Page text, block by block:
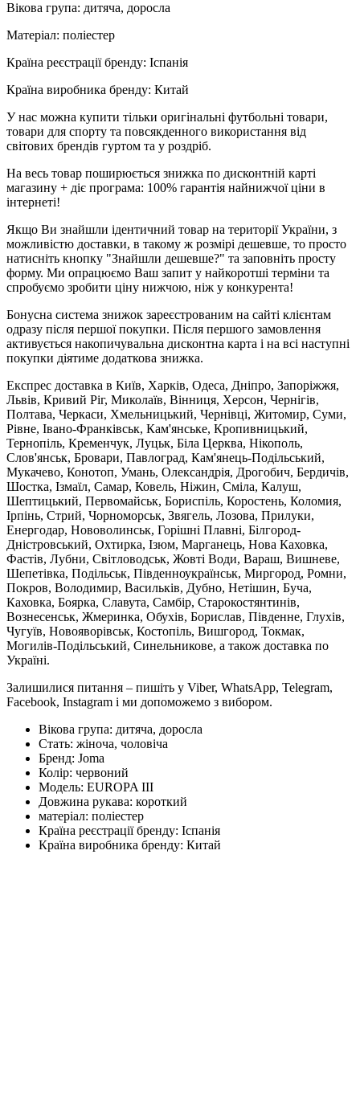
Вікова група: дитяча, доросла
Матеріал: поліестер
Країна реєстрації бренду: Іспанія
Країна виробника бренду: Китай
У нас можна купити тільки оригінальні футбольні товари,
товари для спорту та повсякденного використання від
світових брендів гуртом та у роздріб.
На весь товар поширюється знижка по дисконтній карті
магазину + діє програма: 100% гарантія найнижчої ціни в
інтернеті!
Якщо Ви знайшли ідентичний товар на території України, з
можливістю доставки, в такому ж розмірі дешевше, то просто
натисніть кнопку "Знайшли дешевше?" та заповніть просту
форму. Ми опрацюємо Ваш запит у найкоротші терміни та
спробуємо зробити ціну нижчою, ніж у конкурента!
Бонусна система знижок зареєстрованим на сайті клієнтам
одразу після першої покупки. Після першого замовлення
активується накопичувальна дисконтна карта і на всі наступні
покупки діятиме додаткова знижка.
Експрес доставка в Київ, Харків, Одеса, Дніпро, Запоріжжя,
Львів, Кривий Ріг, Миколаїв, Вінниця, Херсон, Чернігів,
Полтава, Черкаси, Хмельницький, Чернівці, Житомир, Суми,
Рівне, Івано-Франківськ, Кам'янське, Кропивницький,
Тернопіль, Кременчук, Луцьк, Біла Церква, Нікополь,
Слов'янськ, Бровари, Павлоград, Кам'янець-Подільський,
Мукачево, Конотоп, Умань, Олександрія, Дрогобич, Бердичів,
Шостка, Ізмаїл, Самар, Ковель, Ніжин, Сміла, Калуш,
Шептицький, Первомайськ, Бориспіль, Коростень, Коломия,
Ірпінь, Стрий, Чорноморськ, Звягель, Лозова, Прилуки,
Енергодар, Нововолинськ, Горішні Плавні, Білгород-
Дністровський, Охтирка, Ізюм, Марганець, Нова Каховка,
Фастів, Лубни, Світловодськ, Жовті Води, Вараш, Вишневе,
Шепетівка, Подільськ, Південноукраїнськ, Миргород, Ромни,
Покров, Володимир, Васильків, Дубно, Нетішин, Буча,
Каховка, Боярка, Славута, Самбір, Старокостянтинів,
Вознесенськ, Жмеринка, Обухів, Борислав, Південне, Глухів,
Чугуїв, Новояворівськ, Костопіль, Вишгород, Токмак,
Могилів-Подільський, Синельникове, а також доставка по
Україні.
Залишилися питання – пишіть у Viber, WhatsApp, Telegram,
Facebook, Instagram і ми допоможемо з вибором.
Вікова група: дитяча, доросла
Стать: жіноча, чоловіча
Бренд: Joma
Колір: червоний
Модель: EUROPA III
Довжина рукава: короткий
матеріал: поліестер
Країна реєстрації бренду: Іспанія
Країна виробника бренду: Китай